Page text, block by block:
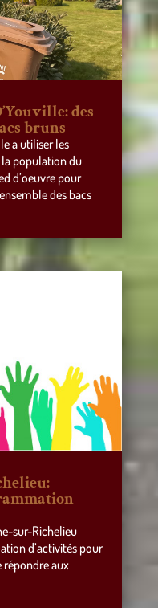
des
bruns
a utiliser les
population du
d’oeuvre pour
des bacs
sur-Richelieu
d’activités pour
répondre aux